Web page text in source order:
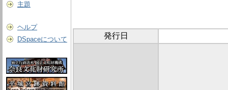
主題
ヘルプ
DSpaceについて
発行日